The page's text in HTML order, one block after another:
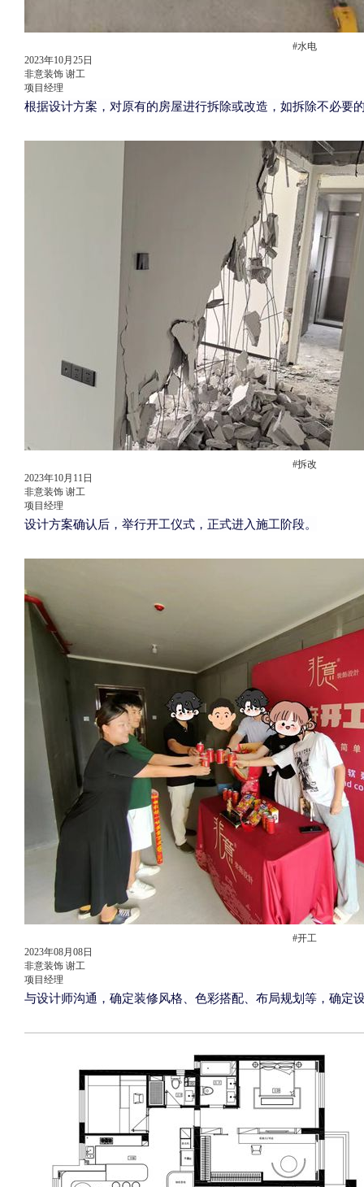
#水电
2023年10月25日
非意装饰 谢工
项目经理
根据设计方案， 对原有的房屋进行拆除或改造，如拆除不必要
#拆改
2023年10月11日
非意装饰 谢工
项目经理
设计方案确认后，举行开工仪式，正式进入施工阶段。
#开工
2023年08月08日
非意装饰 谢工
项目经理
与设计师沟通，确定装修风格、色彩搭配、布局规划等，确定